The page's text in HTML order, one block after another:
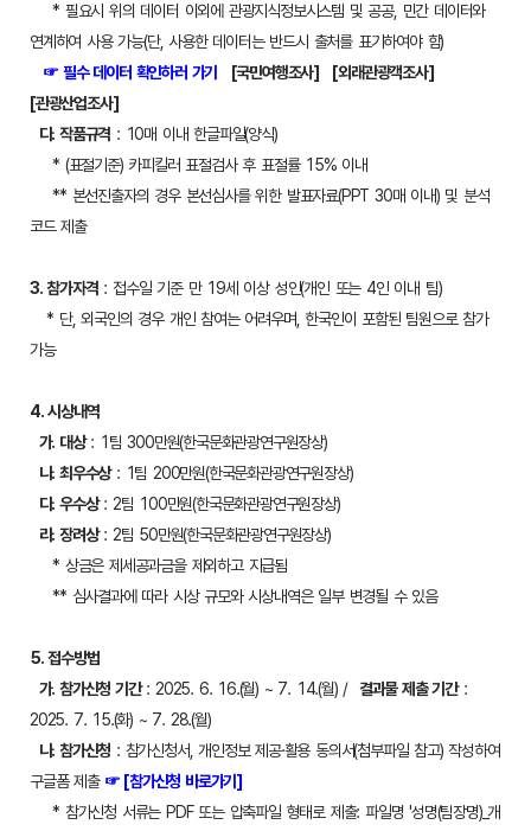
* 필요시 위의 데이터 이외에 관광지식정보시스템 및 공공, 민간 데이터와
연계하여 사용 가능(단, 사용한 데이터는 반드시 출처를 표기하여야 함)
☞ 필수 데이터 확인하러 가기
[국민여행조사]
[외래관광객조사]
[관광산업조사]
다. 작품규격 : 10매 이내 한글파일(양식)
* (표절기준) 카피킬러 표절검사 후 표절률 15% 이내
** 본선진출자의 경우 본선심사를 위한 발표자료(PPT 30매 이내) 및 분석
코드 제출
3. 참가자격: 접수일 기준 만 19세 이상 성인(개인 또는 4인 이내 팀)
* 단, 외국인의 경우 개인 참여는 어려우며, 한국인이 포함된 팀원으로 참가
가능
4. 시상내역
가. 대상: 1팀 300만원(한국문화관광연구원장상)
나. 최우수상: 1팀 200만원(한국문화관광연구원장상)
다. 우수상: 2팀 100만원(한국문화관광연구원장상)
라. 장려상: 2팀 50만원(한국문화관광연구원장상)
* 상금은 제세공과금을 제외하고 지급됨
** 심사결과에 따라 시상 규모와 시상내역은 일부 변경될 수 있음
5. 접수방법
가. 참가신청 기간: 2025. 6. 16.(월) ~ 7. 14.(월) / 결과물 제출 기간:
2025. 7. 15.(화) ~ 7. 28.(월)
나. 참가신청 : 참가신청서, 개인정보 제공·활용 동의서(첨부파일 참고) 작성하여
구글폼 제출☞ [참가신청 바로가기]
* 참가신청 서류는 PDF 또는 압축파일 형태로 제출: 파일명 '성명(팀장명)_개